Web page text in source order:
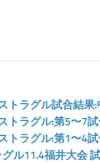
トラグル試合結果
トラグル:第5〜7
トラグル:第1〜4
ル11.4福井大会